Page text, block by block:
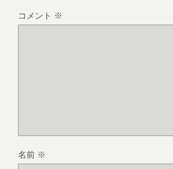
コメント ※
名前 ※